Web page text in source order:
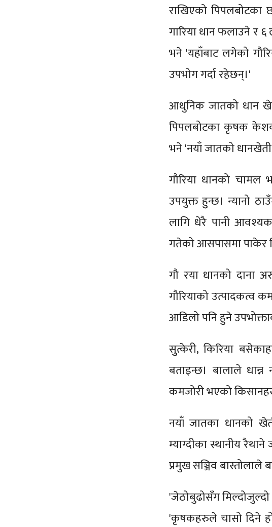
राखिएको पिपलबोटका
गारिया धान फलाउने र
भने 'यहाँबाट लगेको
उपभोग गर्दा रहेछन्।'
आधुनिक जातको धान
पिपलबोटका कृषक
भने 'नयाँ जातको धानखेती
गौरिया धानको चामल
उपयुक्त हुुन्छ। न्यानो
लागि धेरै पानी आवश्यक
गतेको आसपासमा पाकेर
गौ रया धानको दाना
गौरियाको उत्पादकत्व
आडिलो पनि हुने
सुुत्केरी, किरिया
बताइन्छ। बालाले
कमजोरी भएको
नयाँ जातका धानको
म्याग्दीका स्थानीय
प्रमुख सञ्जिव बास्तोलाले
'जेठोबुढोसँग
'कृषकहरुले चासो दिने हो